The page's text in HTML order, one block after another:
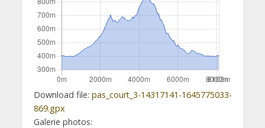
Download file: pas_court_3-14317141-1645775033-
869.gpx
Galerie photos: